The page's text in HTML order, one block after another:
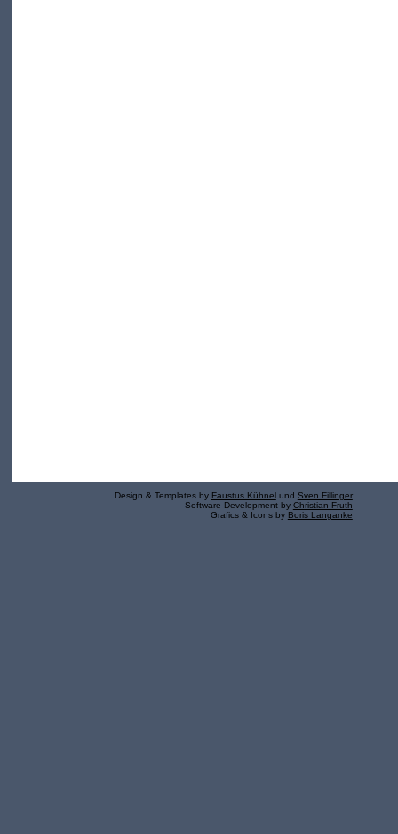
Design & Templates by Faustus Kühnel und Sven Fillinger
Software Development by Christian Fruth
Grafics & Icons by Boris Langanke